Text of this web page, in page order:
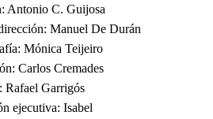
Antonio C. Guijosa
Manuel De Durán
Mónica Teijeiro
Carlos Cremades
Rafael Garrigós
ejecutiva: Isabel